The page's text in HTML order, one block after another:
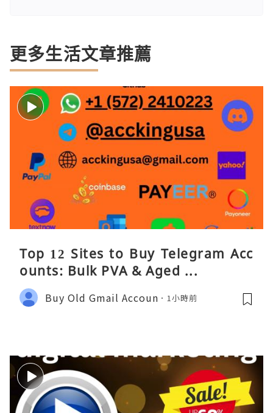
更多生活文章推薦
Top 12 Sites to Buy Telegram Acc
ounts: Bulk PVA & Aged ...
Buy Old Gmail Accoun 1小時前